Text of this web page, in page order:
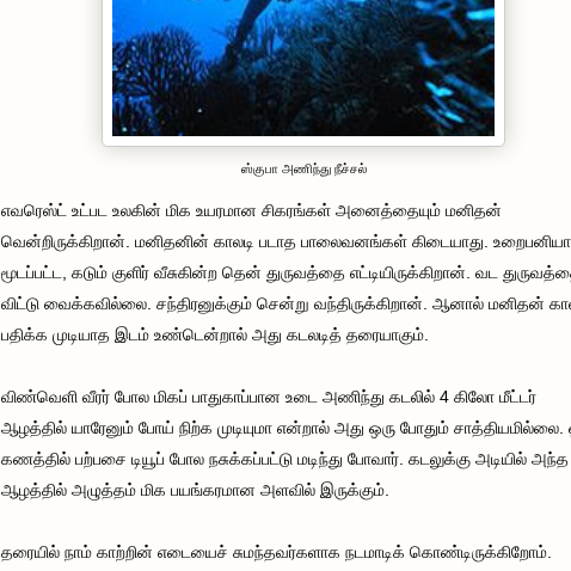
ஸ்குபா அணிந்து நீச்சல்
எவரெஸ்ட் உட்பட உலகின் மிக உயரமான சிகரங்கள் அனைத்தையும் மனிதன்
வென்றிருக்கிறான். மனிதனின் காலடி படாத பாலைவனங்கள் கிடையாது.
மூடப்பட்ட, கடும் குளிர் வீசுகின்ற தென் துருவத்தை எட்டியிருக்கிறான். வட
விட்டு வைக்கவில்லை. சந்திரனுக்கும் சென்று வந்திருக்கிறான். ஆனால் மனிதன்
பதிக்க முடியாத இடம் உண்டென்றால் அது கடலடித் தரையாகும்.
விண்வெளி வீரர் போல மிகப் பாதுகாப்பான உடை அணிந்து கடலில் 4 கிலோ மீட்டர்
ஆழத்தில் யாரேனும் போய் நிற்க முடியுமா என்றால் அது ஒரு போதும் சாத்தியமில்லை.
கணத்தில் பற்பசை டியூப் போல நசுக்கப்பட்டு மடிந்து போவார். கடலுக்கு அடியில் அந்த
ஆழத்தில் அழுத்தம் மிக பயங்கரமான அளவில் இருக்கும்.
தரையில் நாம் காற்றின் எடையைச் சுமந்தவர்களாக நடமாடிக் கொண்டிருக்கிறோம்.